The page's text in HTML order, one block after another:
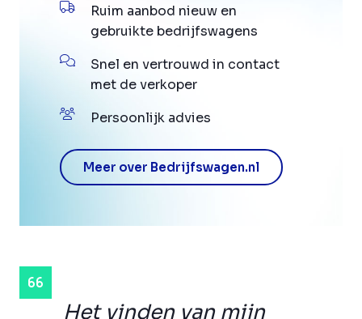
Het vinden van mijn
Ruim aanbod nieuw en
gebruikte bedrijfswagens
Snel en vertrouwd in contact
met de verkoper
Persoonlijk advies
Meer over Bedrijfswagen.nl